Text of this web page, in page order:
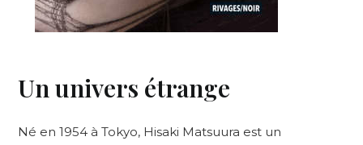
Un univers étrange
Né en 1954 à Tokyo, Hisaki Matsuura est un